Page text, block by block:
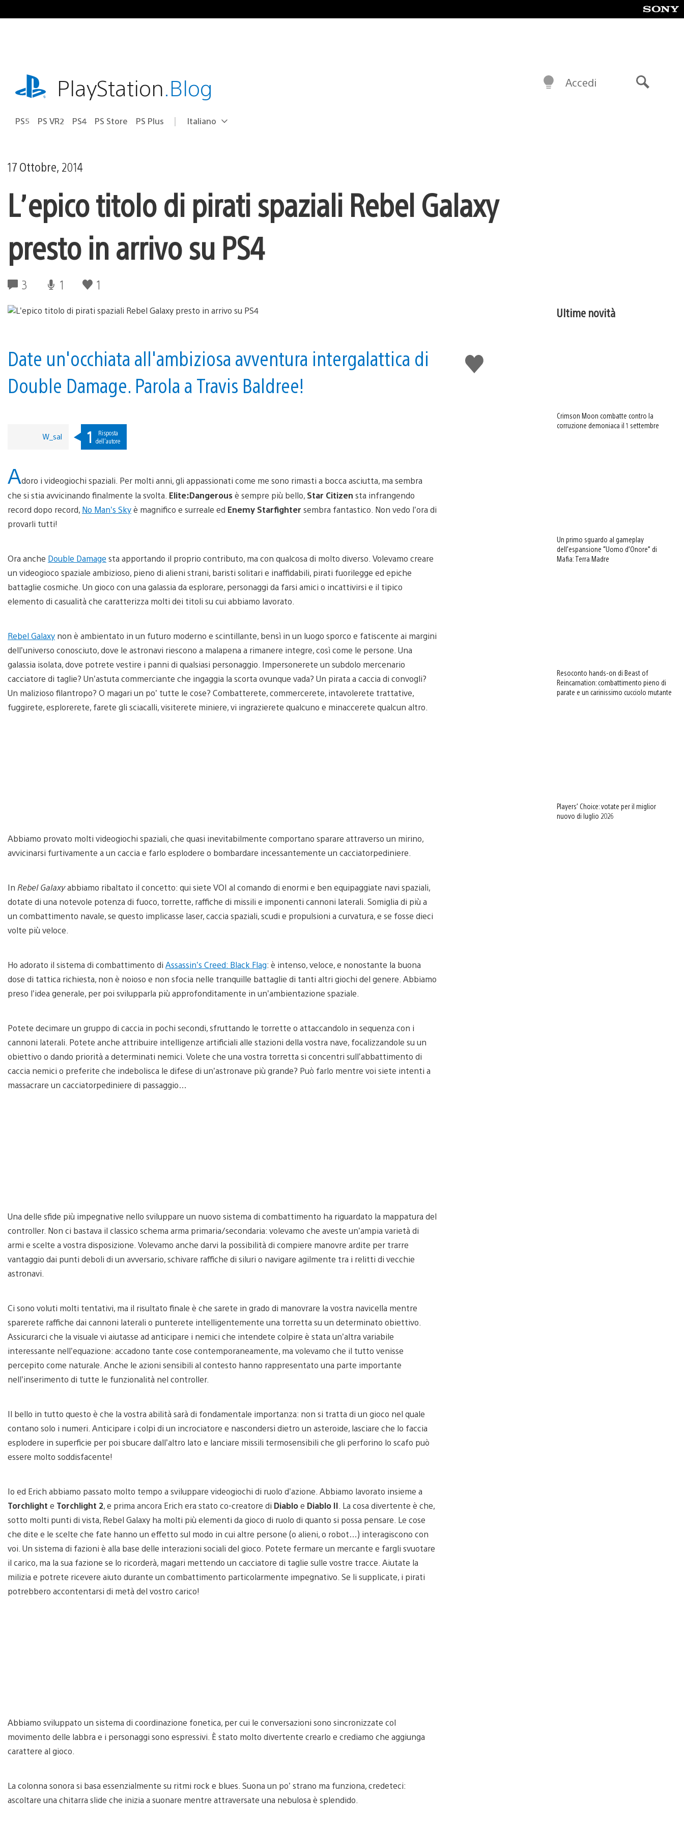
al
playstation.comPlayStation.Blog
PS5 PS VR2 PS4 PS Store PS Plus Seleziona
Regione
Italiano
Accedi
17 Ottobre, 2014
L’epico titolo di pirati spaziali Rebel Galaxy
presto in arrivo su PS4
3 1 1
Mi
piace
Date un'occhiata all'ambiziosa avventura intergalattica di
Double Damage. Parola a Travis Baldree!
W_sal 1
Risposta
dell'autore
Adoro i videogiochi spaziali. Per molti anni, gli appassionati come me sono rimasti a bocca asciutta, ma sembra
che si stia avvicinando finalmente la svolta. Elite:Dangerousè sempre più bello, Star Citizen sta infrangendo
record dopo record, No Man’s Skyè magnifico e surreale ed Enemy Starfighter sembra fantastico. Non vedo l’ora di
provarli tutti!
Ora anche Double Damage sta apportando il proprio contributo, ma con qualcosa di molto diverso. Volevamo creare
un videogioco spaziale ambizioso, pieno di alieni strani, baristi solitari e inaffidabili, pirati fuorilegge ed epiche
battaglie cosmiche. Un gioco con una galassia da esplorare, personaggi da farsi amici o incattivirsi e il tipico
elemento di casualità che caratterizza molti dei titoli su cui abbiamo lavorato.
Rebel Galaxy non è ambientato in un futuro moderno e scintillante, bensì in un luogo sporco e fatiscente ai margini
dell’universo conosciuto, dove le astronavi riescono a malapena a rimanere integre, così come le persone. Una
galassia isolata, dove potrete vestire i panni di qualsiasi personaggio. Impersonerete un subdolo mercenario
cacciatore di taglie? Un’astuta commerciante che ingaggia la scorta ovunque vada? Un pirata a caccia di convogli?
Un malizioso filantropo? O magari un po’ tutte le cose? Combatterete, commercerete, intavolerete trattative,
fuggirete, esplorerete, farete gli sciacalli, visiterete miniere, vi ingrazierete qualcuno e minaccerete qualcun altro.
Abbiamo provato molti videogiochi spaziali, che quasi inevitabilmente comportano sparare attraverso un mirino,
avvicinarsi furtivamente a un caccia e farlo esplodere o bombardare incessantemente un cacciatorpediniere.
In Rebel Galaxyabbiamo ribaltato il concetto: qui siete VOI al comando di enormi e ben equipaggiate navi spaziali,
dotate di una notevole potenza di fuoco, torrette, raffiche di missili e imponenti cannoni laterali. Somiglia di più a
un combattimento navale, se questo implicasse laser, caccia spaziali, scudi e propulsioni a curvatura, e se fosse dieci
volte più veloce.
Ho adorato il sistema di combattimento di Assassin’s Creed: Black Flag: è intenso, veloce, e nonostante la buona
dose di tattica richiesta, non è noioso e non sfocia nelle tranquille battaglie di tanti altri giochi del genere. Abbiamo
preso l’idea generale, per poi svilupparla più approfonditamente in un’ambientazione spaziale.
Potete decimare un gruppo di caccia in pochi secondi, sfruttando le torrette o attaccandolo in sequenza con i
cannoni laterali. Potete anche attribuire intelligenze artificiali alle stazioni della vostra nave, focalizzandole su un
obiettivo o dando priorità a determinati nemici. Volete che una vostra torretta si concentri sull’abbattimento di
caccia nemici o preferite che indebolisca le difese di un’astronave più grande? Può farlo mentre voi siete intenti a
massacrare un cacciatorpediniere di passaggio…
Una delle sfide più impegnative nello sviluppare un nuovo sistema di combattimento ha riguardato la mappatura del
controller. Non ci bastava il classico schema arma primaria/secondaria: volevamo che aveste un’ampia varietà di
armi e scelte a vostra disposizione. Volevamo anche darvi la possibilità di compiere manovre ardite per trarre
vantaggio dai punti deboli di un avversario, schivare raffiche di siluri o navigare agilmente tra i relitti di vecchie
astronavi.
Ci sono voluti molti tentativi, ma il risultato finale è che sarete in grado di manovrare la vostra navicella mentre
sparerete raffiche dai cannoni laterali o punterete intelligentemente una torretta su un determinato obiettivo.
Assicurarci che la visuale vi aiutasse ad anticipare i nemici che intendete colpire è stata un’altra variabile
interessante nell’equazione: accadono tante cose contemporaneamente, ma volevamo che il tutto venisse
percepito come naturale. Anche le azioni sensibili al contesto hanno rappresentato una parte importante
nell’inserimento di tutte le funzionalità nel controller.
Il bello in tutto questo è che la vostra abilità sarà di fondamentale importanza: non si tratta di un gioco nel quale
contano solo i numeri. Anticipare i colpi di un incrociatore e nascondersi dietro un asteroide, lasciare che lo faccia
esplodere in superficie per poi sbucare dall’altro lato e lanciare missili termosensibili che gli perforino lo scafo può
essere molto soddisfacente!
Io ed Erich abbiamo passato molto tempo a sviluppare videogiochi di ruolo d’azione. Abbiamo lavorato insieme a
Torchlight e Torchlight 2, e prima ancora Erich era stato co-creatore di Diabloe Diablo II . La cosa divertente è che,
sotto molti punti di vista, Rebel Galaxy ha molti più elementi da gioco di ruolo di quanto si possa pensare. Le cose
che dite e le scelte che fate hanno un effetto sul modo in cui altre persone (o alieni, o robot…) interagiscono con
voi. Un sistema di fazioni è alla base delle interazioni sociali del gioco. Potete fermare un mercante e fargli svuotare
il carico, ma la sua fazione se lo ricorderà, magari mettendo un cacciatore di taglie sulle vostre tracce. Aiutate la
milizia e potrete ricevere aiuto durante un combattimento particolarmente impegnativo. Se li supplicate, i pirati
potrebbero accontentarsi di metà del vostro carico!
Abbiamo sviluppato un sistema di coordinazione fonetica, per cui le conversazioni sono sincronizzate col
movimento delle labbra e i personaggi sono espressivi. È stato molto divertente crearlo e crediamo che aggiunga
carattere al gioco.
La colonna sonora si basa essenzialmente su ritmi rock e blues. Suona un po’ strano ma funziona, credeteci:
ascoltare una chitarra slide che inizia a suonare mentre attraversate una nebulosa è splendido.
Ultime novità
Crimson Moon combatte contro la
corruzione demoniaca il 1 settembre
Un primo sguardo al gameplay
dell’espansione “Uomo d’Onore” di
Mafia: Terra Madre
Resoconto hands-on di Beast of
Reincarnation: combattimento pieno di
parate e un carinissimo cucciolo mutante
Players’ Choice: votate per il miglior
nuovo di luglio 2026